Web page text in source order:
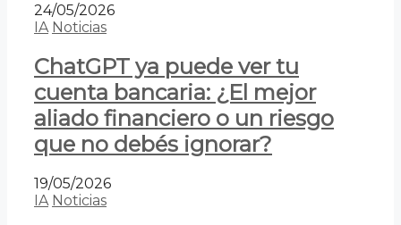
24/05/2026
IA Noticias
ChatGPT ya puede ver tu
cuenta bancaria: ¿El mejor
aliado financiero o un riesgo
que no debés ignorar?
19/05/2026
IA Noticias